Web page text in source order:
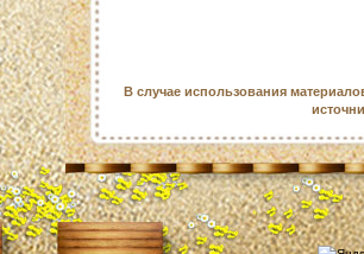
В случае использования